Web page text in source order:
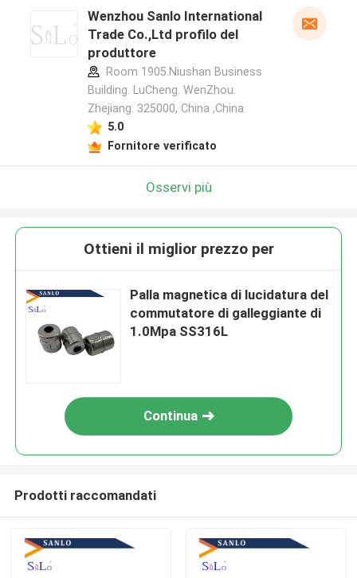
Wenzhou Sanlo International
Trade Co.,Ltd profilo del
produttore
Room 1905.Niushan Business
Building. LuCheng. WenZhou.
Zhejiang. 325000, China ,China
5.0
Fornitore verificato
Osservi più
Ottieni il miglior prezzo per
Palla magnetica di lucidatura del
commutatore di galleggiante di
1.0Mpa SS316L
Continua
Prodotti raccomandati